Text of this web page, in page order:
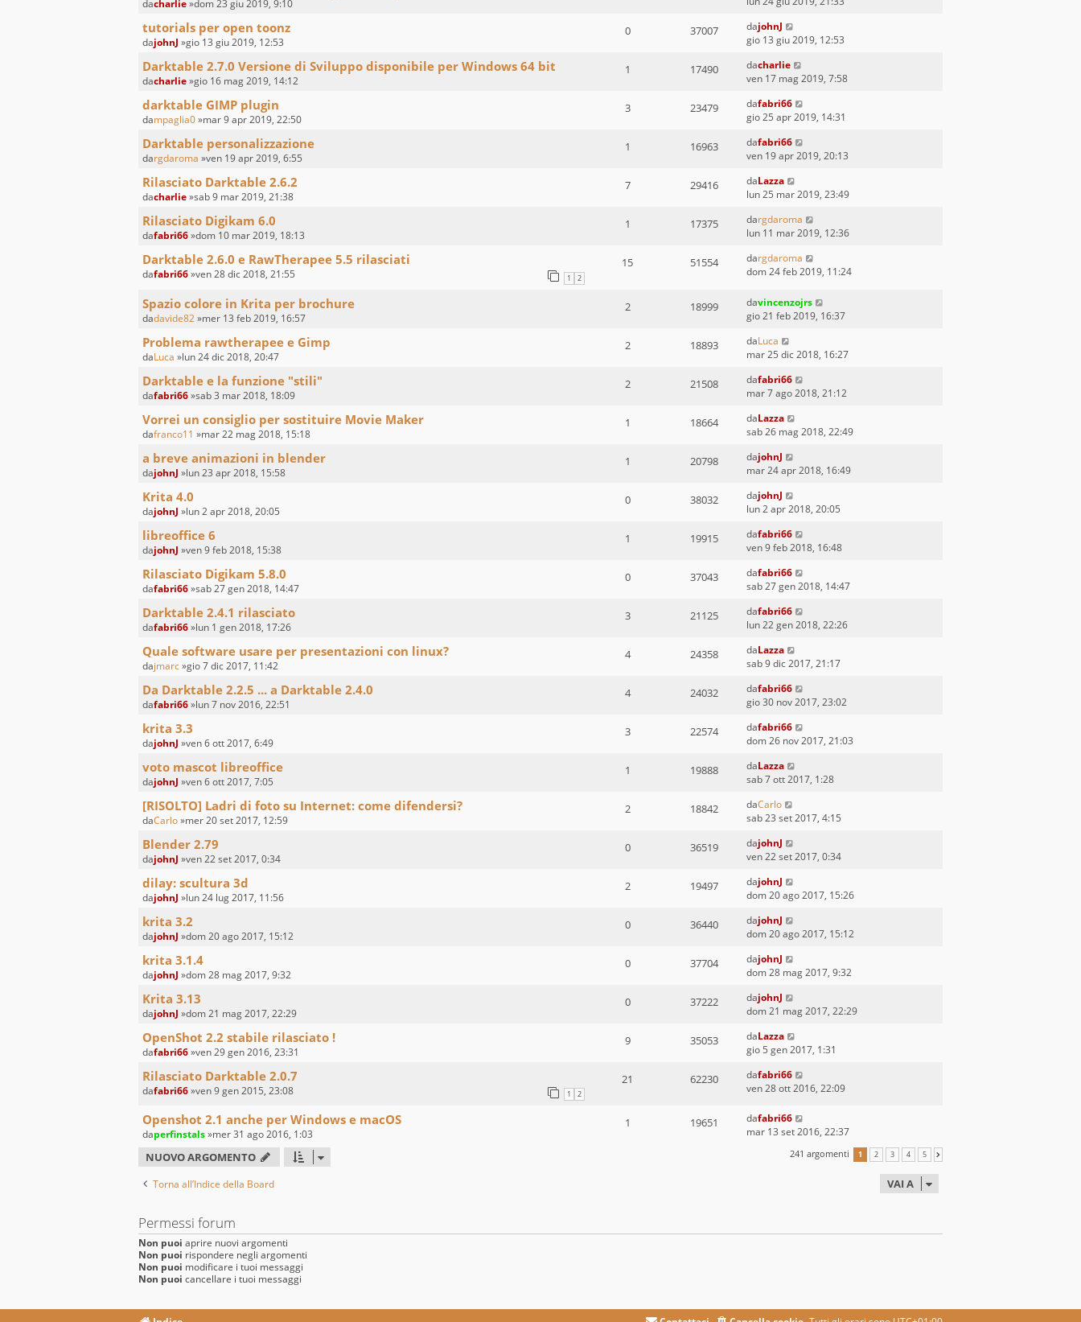
dacharlie»dom 23 giu 2019, 9:10
tutorials per open toonz
dajohnJ »gio 13 giu 2019, 12:53
0 37007 dajohnJ
gio 13 giu 2019, 12:53
Darktable 2.7.0 Versione di Sviluppo disponibile per Windows 64 bit
dacharlie»gio 16 mag 2019, 14:12
1 17490 dacharlie
ven 17 mag 2019, 7:58
darktable GIMP plugin
dampaglia0»mar 9 apr 2019, 22:50
3 23479 dafabri66
gio 25 apr 2019, 14:31
Darktable personalizzazione
dargdaroma »ven 19 apr 2019, 6:55
1 16963 dafabri66
ven 19 apr 2019, 20:13
Rilasciato Darktable 2.6.2
dacharlie»sab 9 mar 2019, 21:38
7 29416 daLazza
lun 25 mar 2019, 23:49
Rilasciato Digikam 6.0
dafabri66»dom 10 mar 2019, 18:13
1 17375 dargdaroma
lun 11 mar 2019, 12:36
Darktable 2.6.0 e RawTherapee 5.5 rilasciati
dafabri66»ven 28 dic 2018, 21:55 1 2
15 51554 dargdaroma
dom 24 feb 2019, 11:24
Spazio colore in Krita per brochure
dadavide82»mer 13 feb 2019, 16:57
2 18999 davincenzojrs
gio 21 feb 2019, 16:37
Problema rawtherapee e Gimp
daLuca »lun 24 dic 2018, 20:47
2 18893 daLuca
mar 25 dic 2018, 16:27
Darktable e la funzione "stili"
dafabri66»sab 3 mar 2018, 18:09
2 21508 dafabri66
mar 7 ago 2018, 21:12
Vorrei un consiglio per sostituire Movie Maker
dafranco11 »mar 22 mag 2018, 15:18
1 18664 daLazza
sab 26 mag 2018, 22:49
a breve animazioni in blender
dajohnJ »lun 23 apr 2018, 15:58
1 20798 dajohnJ
mar 24 apr 2018, 16:49
Krita 4.0
dajohnJ »lun 2 apr 2018, 20:05
0 38032 dajohnJ
lun 2 apr 2018, 20:05
libreoffice 6
dajohnJ »ven 9 feb 2018, 15:38
1 19915 dafabri66
ven 9 feb 2018, 16:48
Rilasciato Digikam 5.8.0
dafabri66»sab 27 gen 2018, 14:47
0 37043 dafabri66
sab 27 gen 2018, 14:47
Darktable 2.4.1 rilasciato
dafabri66»lun 1 gen 2018, 17:26
3 21125 dafabri66
lun 22 gen 2018, 22:26
Quale software usare per presentazioni con linux?
dajmarc»gio 7 dic 2017, 11:42
4 24358 daLazza
sab 9 dic 2017, 21:17
Da Darktable 2.2.5 ... a Darktable 2.4.0
dafabri66»lun 7 nov 2016, 22:51
4 24032 dafabri66
gio 30 nov 2017, 23:02
krita 3.3
dajohnJ »ven 6 ott 2017, 6:49
3 22574 dafabri66
dom 26 nov 2017, 21:03
voto mascot libreoffice
dajohnJ »ven 6 ott 2017, 7:05
1 19888 daLazza
sab 7 ott 2017, 1:28
[RISOLTO] Ladri di foto su Internet: come difendersi?
daCarlo»mer 20 set 2017, 12:59
2 18842 daCarlo
sab 23 set 2017, 4:15
Blender 2.79
dajohnJ »ven 22 set 2017, 0:34
0 36519 dajohnJ
ven 22 set 2017, 0:34
dilay: scultura 3d
dajohnJ »lun 24 lug 2017, 11:56
2 19497 dajohnJ
dom 20 ago 2017, 15:26
krita 3.2
dajohnJ »dom 20 ago 2017, 15:12
0 36440 dajohnJ
dom 20 ago 2017, 15:12
krita 3.1.4
dajohnJ »dom 28 mag 2017, 9:32
0 37704 dajohnJ
dom 28 mag 2017, 9:32
Krita 3.13
dajohnJ »dom 21 mag 2017, 22:29
0 37222 dajohnJ
dom 21 mag 2017, 22:29
OpenShot 2.2 stabile rilasciato !
dafabri66»ven 29 gen 2016, 23:31
9 35053 daLazza
gio 5 gen 2017, 1:31
Rilasciato Darktable 2.0.7
dafabri66»ven 9 gen 2015, 23:08 1 2
21 62230 dafabri66
ven 28 ott 2016, 22:09
Openshot 2.1 anche per Windows e macOS
daperfinstals»mer 31 ago 2016, 1:03
1 19651 dafabri66
mar 13 set 2016, 22:37
NUOVO ARGOMENTO 241 argomenti 1 2 3 4 5
Torna all’Indice della Board VAI A
Permessi forum
Non puoi aprire nuovi argomenti
Non puoi rispondere negli argomenti
Non puoi modificare i tuoi messaggi
Non puoi cancellare i tuoi messaggi